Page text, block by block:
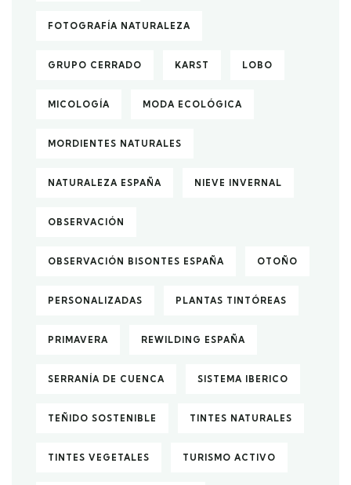
FOTOGRAFÍA NATURALEZA
GRUPO CERRADO KARST LOBO
MICOLOGÍA MODA ECOLÓGICA
MORDIENTES NATURALES
NATURALEZA ESPAÑA NIEVE INVERNAL
OBSERVACIÓN
OBSERVACIÓN BISONTES ESPAÑA OTOÑO
PERSONALIZADAS PLANTAS TINTÓREAS
PRIMAVERA REWILDING ESPAÑA
SERRANÍA DE CUENCA SISTEMA IBERICO
TEÑIDO SOSTENIBLE TINTES NATURALES
TINTES VEGETALES TURISMO ACTIVO